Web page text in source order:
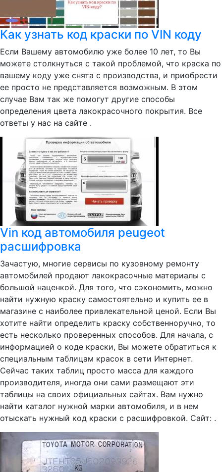
Как узнать код краски по VIN коду
Если Вашему автомобилю уже более 10 лет, то Вы
можете столкнуться с такой проблемой, что краска по
вашему коду уже снята с производства, и приобрести
ее просто не представляется возможным. В этом
случае Вам так же помогут другие способы
определения цвета лакокрасочного покрытия. Все
ответы у нас на сайте .
Vin код автомобиля peugeot
расшифровка
Зачастую, многие сервисы по кузовному ремонту
автомобилей продают лакокрасочные материалы с
большой наценкой. Для того, что сэкономить, можно
найти нужную краску самостоятельно и купить ее в
магазине с наиболее привлекательной ценой. Если Вы
хотите найти определить краску собственноручно, то
есть несколько проверенных способов. Для начала, с
информацией о коде краски, Вы можете обратиться к
специальным таблицам красок в сети Интернет.
Сейчас таких таблиц просто масса для каждого
производителя, иногда они сами размещают эти
таблицы на своих официальных сайтах. Вам нужно
найти каталог нужной марки автомобиля, и в нем
отыскать нужный код краски с расшифровкой. Сайт: .